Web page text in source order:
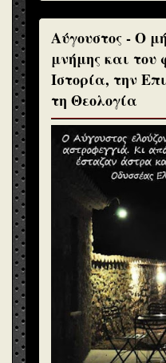
Αύγουστος - Ο
μνήμης και του
Ιστορία, την
τη Θεολογία